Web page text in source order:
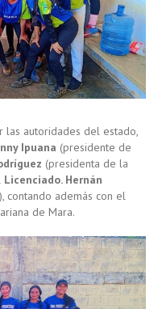
las autoridades del estado,
Ipuana (presidente de
(presidenta de la
Licenciado. Hernán
contando además con el
de Mara.